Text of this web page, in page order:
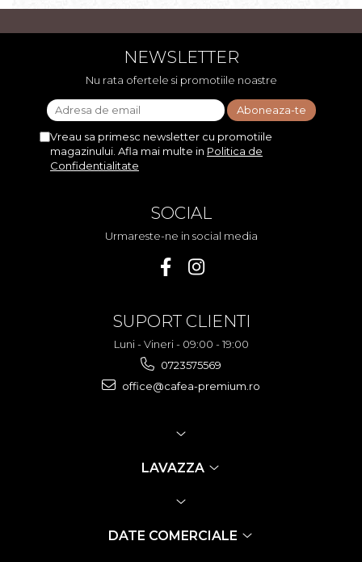
NEWSLETTER
Nu rata ofertele si promotiile noastre
Vreau sa primesc newsletter cu promotiile
magazinului. Afla mai multe in Politica de
Confidentialitate
SOCIAL
Urmareste-ne in social media
SUPORT CLIENTI
Luni - Vineri - 09:00 - 19:00
0723575569
office@cafea-premium.ro
LAVAZZA
DATE COMERCIALE